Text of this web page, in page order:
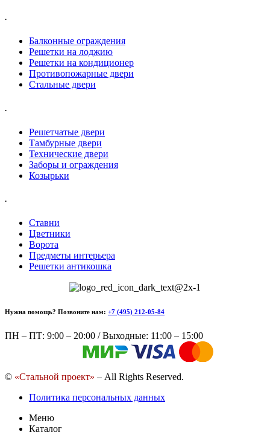
.
Балконные ограждения
Решетки на лоджию
Решетки на кондиционер
Противопожарные двери
Стальные двери
.
Решетчатые двери
Тамбурные двери
Технические двери
Заборы и ограждения
Козырьки
.
Ставни
Цветники
Ворота
Предметы интерьера
Решетки антикошка
Нужна помощь? Позвоните нам: +7 (495) 212-05-84
ПН – ПТ: 9:00 – 20:00 / Выходные: 11:00 – 15:00
© «Стальной проект» – All Rights Reserved.
Политика персональных данных
Меню
Каталог